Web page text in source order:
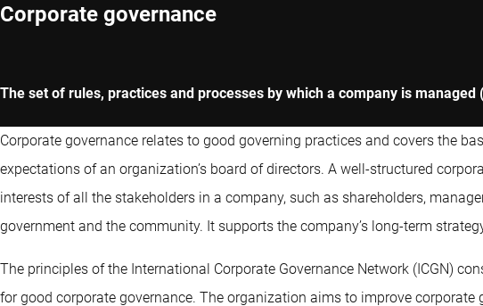
Corporate governance
The set of rules, practices and processes by which a company is
Corporate governance relates to good governing practices and covers the
expectations of an organization’s board of directors. A well-structured
interests of all the stakeholders in a company, such as shareholders,
government and the community. It supports the company’s long-term
The principles of the International Corporate Governance Network (ICGN)
for good corporate governance. The organization aims to improve corporate